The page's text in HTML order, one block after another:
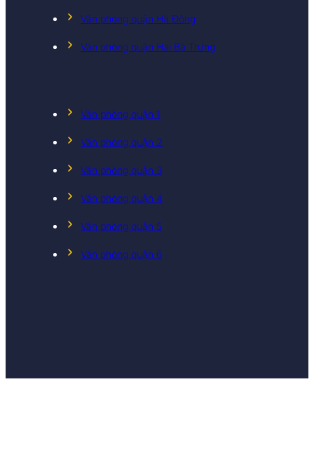
Văn phòng quận Hà Đông
Văn phòng quận Hai Bà Trưng
Văn phòng quận 1
Văn phòng quận 2
Văn phòng quận 3
Văn phòng quận 4
Văn phòng quận 5
Văn phòng quận 6